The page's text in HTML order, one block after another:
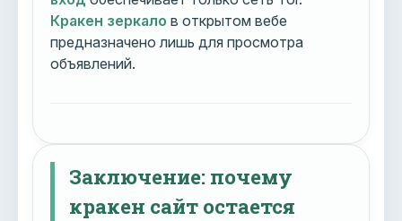
Кракен зеркало в открытом вебе
предназначено лишь для просмотра
объявлений.
Заключение: почему
кракен сайт остается